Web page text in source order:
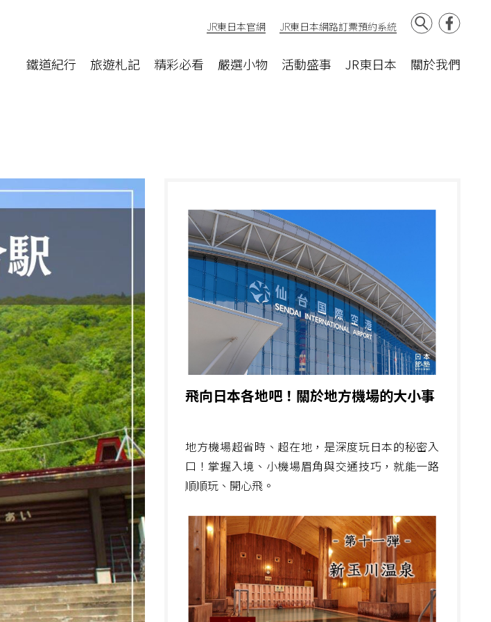
鐵道紀行 旅遊札記 精彩必看 嚴選小物 活動盛事 JR東日本 關於我們
JR東日本官網 JR東日本網路訂票預約系統
飛向日本各地吧！關於地方機場的大小事
地方機場超省時、超在地，是深度玩日本的秘密入
口！掌握入境、小機場眉角與交通技巧，就能一路
順順玩、開心飛。